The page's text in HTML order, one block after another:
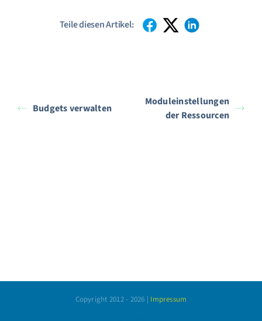
Teile diesen Artikel:
Budgets verwalten
Moduleinstellungen
der Ressourcen
Copyright 2012 - 2026 | Impressum